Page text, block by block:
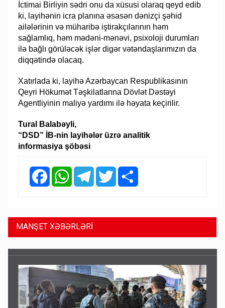
İctimai Birliyin sədri onu da xüsusi olaraq qeyd edib
ki, layihənin icra planına əsasən dənizçi şəhid
ailələrinin və müharibə iştirakçılarının həm
sağlamlıq, həm mədəni-mənəvi, psixoloji durumları
ilə bağlı görüləcək işlər digər vətəndaşlarımızın da
diqqətində olacaq.
Xatırlada ki, layihə Azərbaycan Respublikasının
Qeyri Hökumət Təşkilatlarına Dövlət Dəstəyi
Agentliyinin maliyə yardımı ilə həyata keçirilir.
Tural Balabəyli,
“DSD” İB-nin layihələr üzrə analitik
informasiya şöbəsi
FacebookWhatsAppTelegramTwitter
MANŞET XƏBƏRLƏRİ